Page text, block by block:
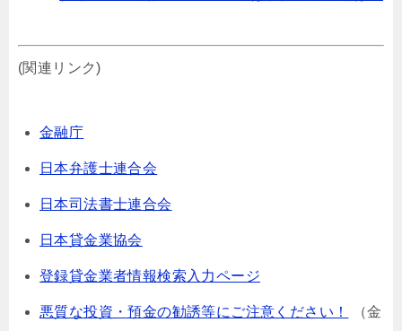
(関連リンク)
金融庁
日本弁護士連合会
日本司法書士連合会
日本貸金業協会
登録貸金業者情報検索入力ページ
悪質な投資・預金の勧誘等にご注意ください！
（金